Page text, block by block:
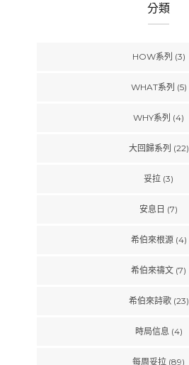
分類
HOW系列 (3)
WHAT系列 (5)
WHY系列 (4)
大回歸系列 (22)
妥拉 (3)
安息日 (7)
希伯來根源(4)
希伯來禱文 (7)
希伯來詩歌(23)
時局信息 (4)
每周妥拉 (89)